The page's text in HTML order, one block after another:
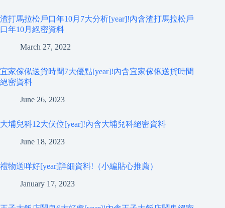
渣打馬拉松戶口年10月7大分析[year]!內含渣打馬拉松戶
口年10月絕密資料
March 27, 2022
宜家傢俬送貨時間7大優點[year]!內含宜家傢俬送貨時間
絕密資料
June 26, 2023
大埔兒科12大伏位[year]!內含大埔兒科絕密資料
June 18, 2023
禮物送咩好[year]詳細資料!（小編貼心推薦）
January 17, 2023